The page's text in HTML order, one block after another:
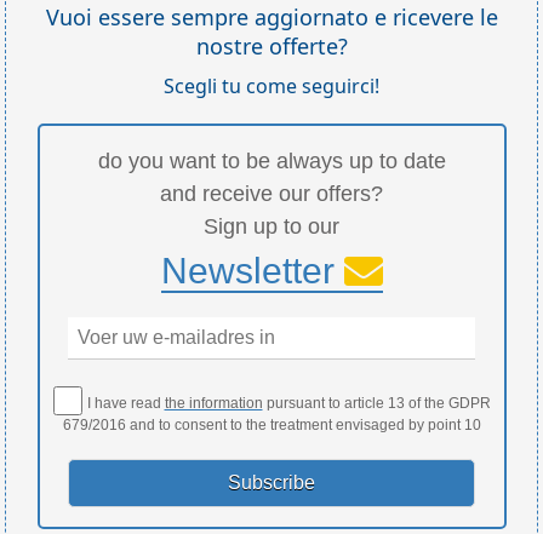
Vuoi essere sempre aggiornato e ricevere le
nostre offerte?
Scegli tu come seguirci!
do you want to be always up to date
and receive our offers?
Sign up to our
Newsletter
I have read the information pursuant to article 13 of the GDPR
679/2016 and to consent to the treatment envisaged by point 10